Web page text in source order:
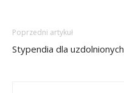
Poprzedni artykuł
Stypendia dla uzdolnionych